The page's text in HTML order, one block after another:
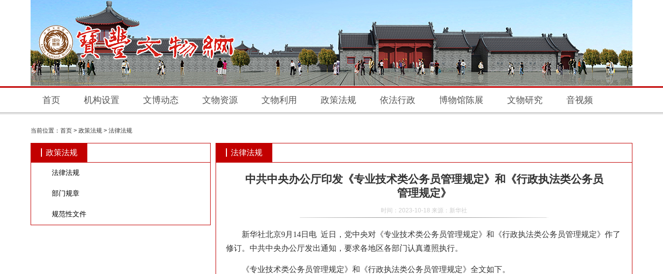
首页 机构设置 文博动态 文物资源 文物利用 政策法规 依法行政 博物馆陈展 文物研究 音视频
当前位置： 首页 > 政策法规 > 法律法规
政策法规
法律法规
部门规章
规范性文件
法律法规
中共中央办公厅印发《专业技术类公务员管理规定》和《行政执法类公务员
管理规定》
时间：2023-10-18 来源：新华社
新华社北京9月14日电 近日，党中央对《专业技术类公务员管理规定》和《行政执法类公务员管理规定》作了
修订。中共中央办公厅发出通知，要求各地区各部门认真遵照执行。
《专业技术类公务员管理规定》和《行政执法类公务员管理规定》全文如下。